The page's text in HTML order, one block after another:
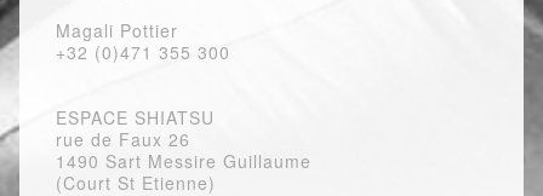
Magali Pottier
+32 (0)471 355 300
ESPACE SHIATSU
rue de Faux 26
1490 Sart Messire Guillaume
(Court St Etienne)